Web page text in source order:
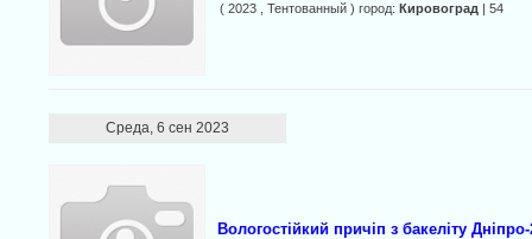
( 2023 , Тентованный ) город: Кировоград | 54
Среда, 6 сен 2023
Вологостійкий причіп з бакеліту